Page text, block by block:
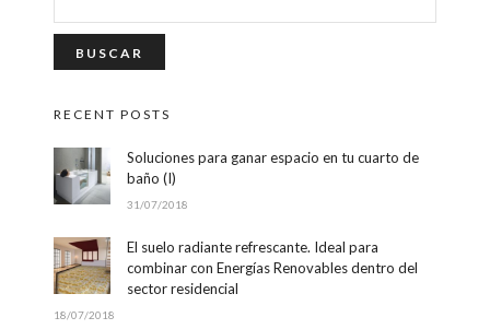
RECENT POSTS
Soluciones para ganar espacio en tu cuarto de
baño (I)
31/07/2018
El suelo radiante refrescante. Ideal para
combinar con Energías Renovables dentro del
sector residencial
18/07/2018